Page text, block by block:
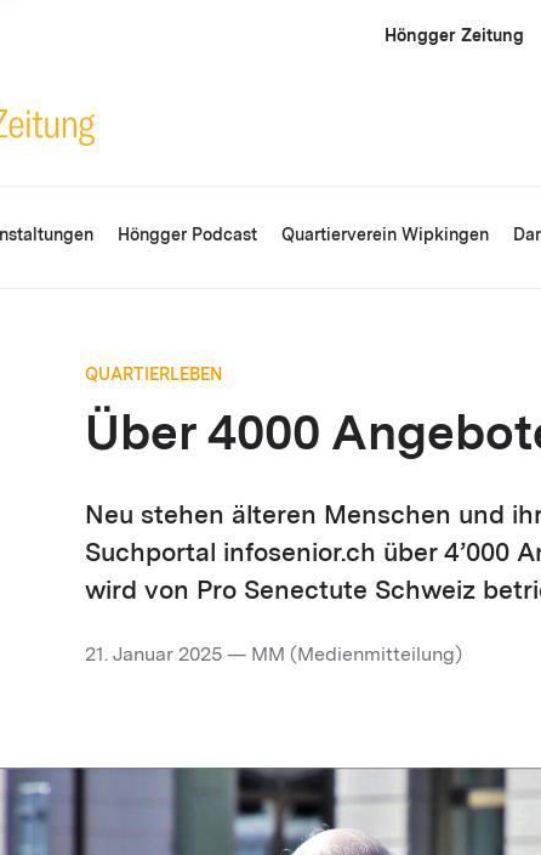
Höngger Zeitung
Höngger Podcast Quartierverein Wipkingen
QUARTIERLEBEN
Über 4000
Neu stehen älteren Menschen und
Suchportal infosenior.ch über 4’000
wird von Pro Senectute Schweiz
21. Januar 2025 — MM (Medienmitteilung)